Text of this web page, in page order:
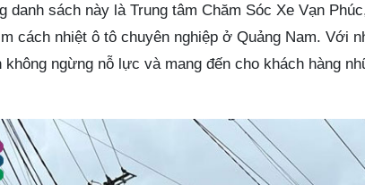
danh sách này là Trung tâm Chăm Sóc Xe Vạn
cách nhiệt ô tô chuyên nghiệp ở Quảng Nam. Với
không ngừng nỗ lực và mang đến cho khách hàng